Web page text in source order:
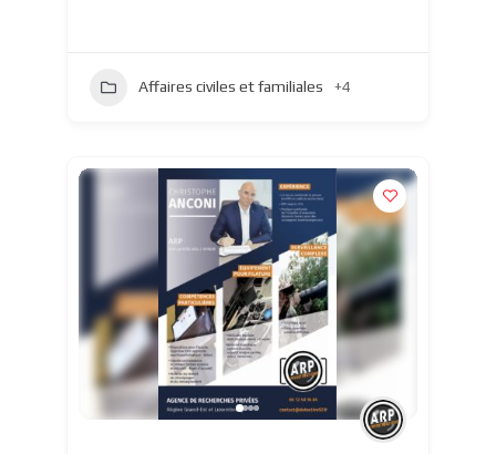
Affaires civiles et familiales +4